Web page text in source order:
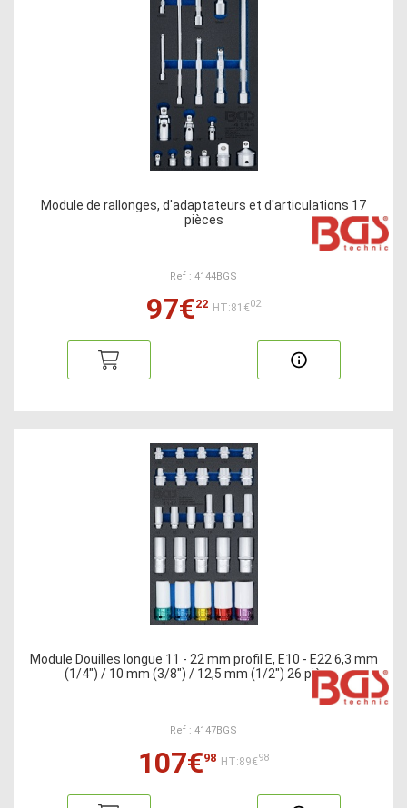
Module de rallonges, d'adaptateurs et d'articulations 17
pièces
Ref : 4144BGS
97€22 HT:81€02
Module Douilles longue 11 - 22 mm profil E, E10 - E22 6,3 mm
(1/4") / 10 mm (3/8") / 12,5 mm (1/2") 26 pièces
Ref : 4147BGS
107€98 HT:89€98